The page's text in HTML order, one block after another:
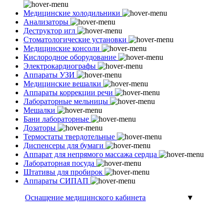
Медицинские холодильники
Анализаторы
Деструктор игл
Стоматологические установки
Медицинские консоли
Кислородное оборудование
Электрокардиографы
Аппараты УЗИ
Медицинские вешалки
Аппараты коррекции речи
Лабораторные мельницы
Мешалки
Бани лабораторные
Дозаторы
Термостаты твердотельные
Диспенсеры для бумаги
Аппарат для непрямого массажа сердца
Лабораторная посуда
Штативы для пробирок
Аппараты СИПАП
Оснащение медицинского кабинета
▼